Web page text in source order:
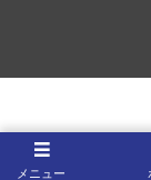
メニュー